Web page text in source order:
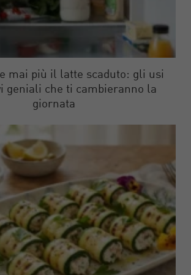
mai più il latte scaduto: gli usi
geniali che ti cambieranno la
giornata